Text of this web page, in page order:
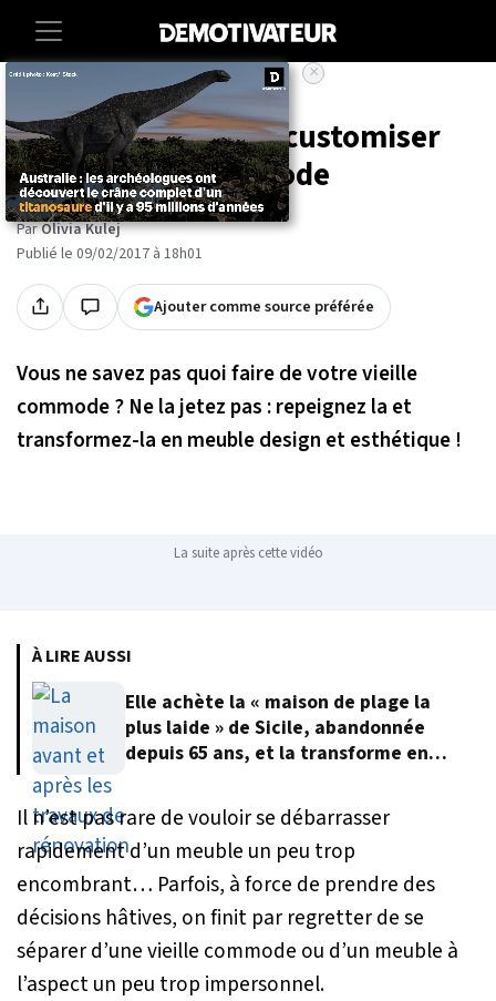
Maison
20 idées déco pour customiser
votre vieille commode
ParOlivia Kulej
Publié le 09/02/2017 à 18h01
Ajouter comme source préférée
Vous ne savez pas quoi faire de votre vieille
commode ? Ne la jetez pas : repeignez la et
transformez-la en meuble design et esthétique !
La suite après cette vidéo
×
À LIRE AUSSI
Elle achète la « maison de plage la
plus laide » de Sicile, abandonnée
depuis 65 ans, et la transforme en
Il n’est pas rare de vouloir se débarrasser
rapidement d’un meuble un peu trop
encombrant… Parfois, à force de prendre des
décisions hâtives, on finit par regretter de se
séparer d’une vieille commode ou d’un meuble à
l’aspect un peu trop impersonnel.